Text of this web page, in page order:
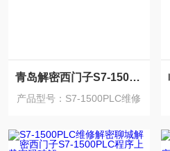
青岛解密西门子S7-1500PLC程序卡密码破解
产品型号：S7-1500PLC维修